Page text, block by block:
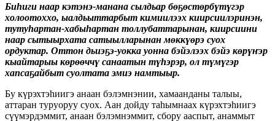
Биһиги наар кэтэнэ-манана сылдьар бөҕөстөрбүтүгэр
холоотоххо, ыалдьыттарбыт кимиилээх киирсиилэринэн,
тутуһартан-хабыһартан толлубаттарынан, киирсиини
наар сытыырхата сатыылларынан мөккүөрэ суох
ордуктар. Оттон дьиэҕэ-уокка уонна бэйэлээх бэйэ көрүҥэр
кыайтарыы көрөөччү санаатын түһэрэр, ол түмүгэр
хапсаҕайбыт суолтата эмиэ намтыыр.
Бу күрэхтэһиигэ анаан бэлэмнэнии, хамаанданы талыы,
аттаран туруоруу суох. Аан дойду таһымнаах күрэхтэһиигэ
сүүмэрдэммит, анаан бэлэмнэммит, сбору ааспыт, анаммыт